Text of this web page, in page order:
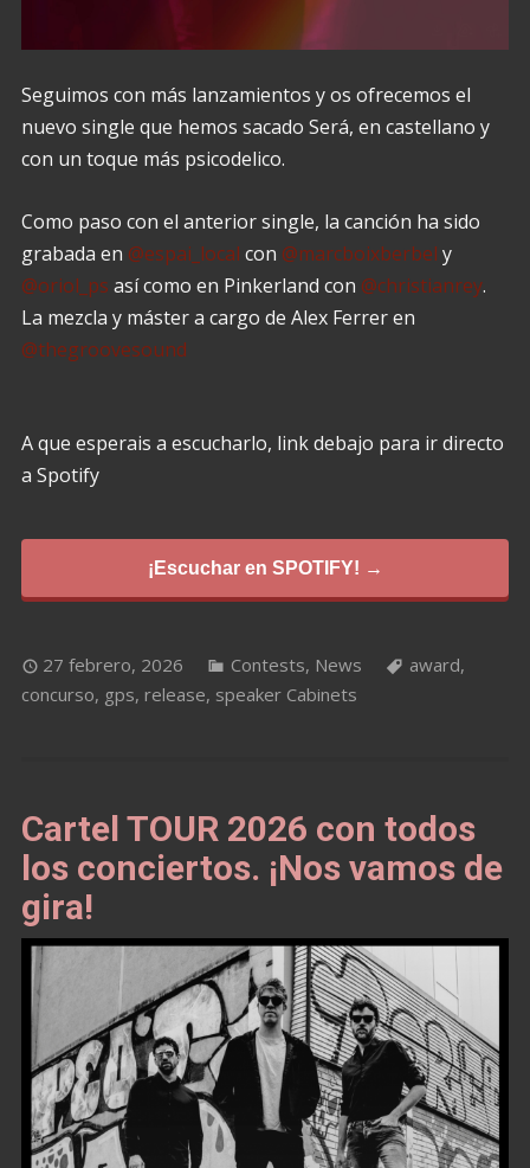
Seguimos con más lanzamientos y os ofrecemos el
nuevo single que hemos sacado Será, en castellano y
con un toque más psicodelico.
Como paso con el anterior single, la canción ha sido
grabada en @espai_local con @marcboixberbel y
@oriol_ps así como en Pinkerland con @christianrey.
La mezcla y máster a cargo de Alex Ferrer en
@thegroovesound
A que esperais a escucharlo, link debajo para ir directo
a Spotify
¡Escuchar en SPOTIFY! →
27 febrero, 2026 Contests, News award,
concurso, gps, release, speaker Cabinets
Cartel TOUR 2026 con todos
los conciertos. ¡Nos vamos de
gira!